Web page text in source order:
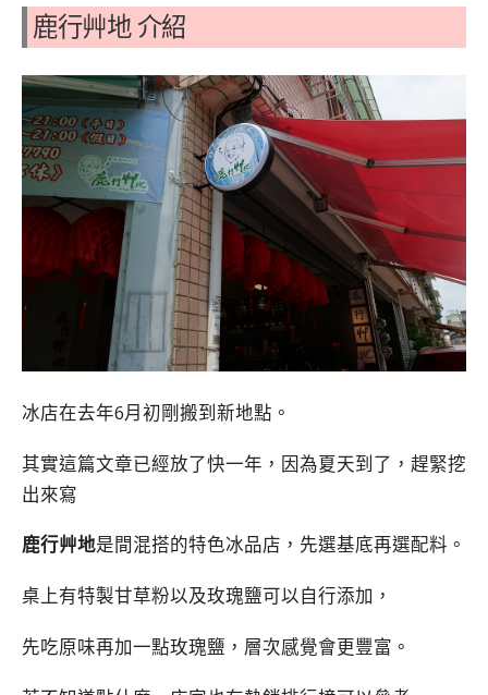
鹿行艸地 介紹
冰店在去年6月初剛搬到新地點。
其實這篇文章已經放了快一年，因為夏天到了，趕緊挖
出來寫
鹿行艸地是間混搭的特色冰品店，先選基底再選配料。
桌上有特製甘草粉以及玫瑰鹽可以自行添加，
先吃原味再加一點玫瑰鹽，層次感覺會更豐富。